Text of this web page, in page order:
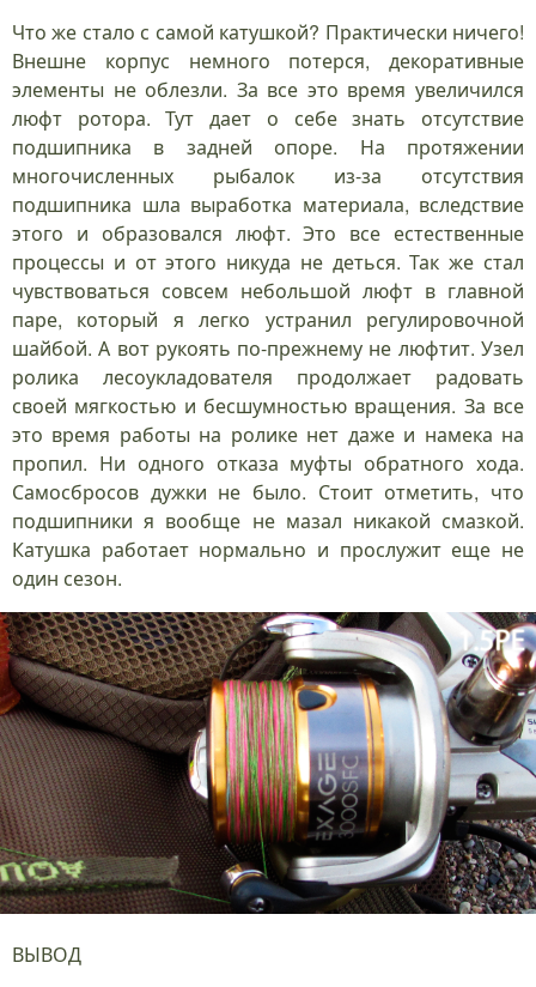
Что же стало с самой катушкой? Практически ничего!
Внешне корпус немного потерся, декоративные
элементы не облезли. За все это время увеличился
люфт ротора. Тут дает о себе знать отсутствие
подшипника в задней опоре. На протяжении
многочисленных рыбалок из-за отсутствия
подшипника шла выработка материала, вследствие
этого и образовался люфт. Это все естественные
процессы и от этого никуда не деться. Так же стал
чувствоваться совсем небольшой люфт в главной
паре, который я легко устранил регулировочной
шайбой. А вот рукоять по-прежнему не люфтит. Узел
ролика лесоукладователя продолжает радовать
своей мягкостью и бесшумностью вращения. За все
это время работы на ролике нет даже и намека на
пропил. Ни одного отказа муфты обратного хода.
Самосбросов дужки не было. Стоит отметить, что
подшипники я вообще не мазал никакой смазкой.
Катушка работает нормально и прослужит еще не
один сезон.
ВЫВОД